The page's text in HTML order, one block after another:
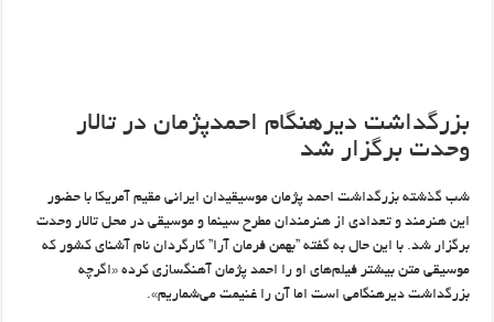
بزرگداشت دیرهنگام احمدپژمان در تالار
وحدت برگزار شد
شب گذشته بزرگداشت احمد پژمان موسیقیدان ایرانی مقیم آمریکا با حضور
این هنرمند و تعدادی از هنرمندان مطرح سینما و موسیقی در محل تالار وحدت
برگزار شد. با این حال به گفته ”بهمن فرمان آرا” کارگردان نام آشنای کشور که
موسیقی متن بیشتر فیلم‌های او را احمد پژمان آهنگسازی کرده «اگرچه
بزرگداشت دیرهنگامی است اما آن را غنیمت می‌شماریم».